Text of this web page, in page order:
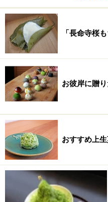
「長命寺桜
お彼岸に贈
おすすめ上